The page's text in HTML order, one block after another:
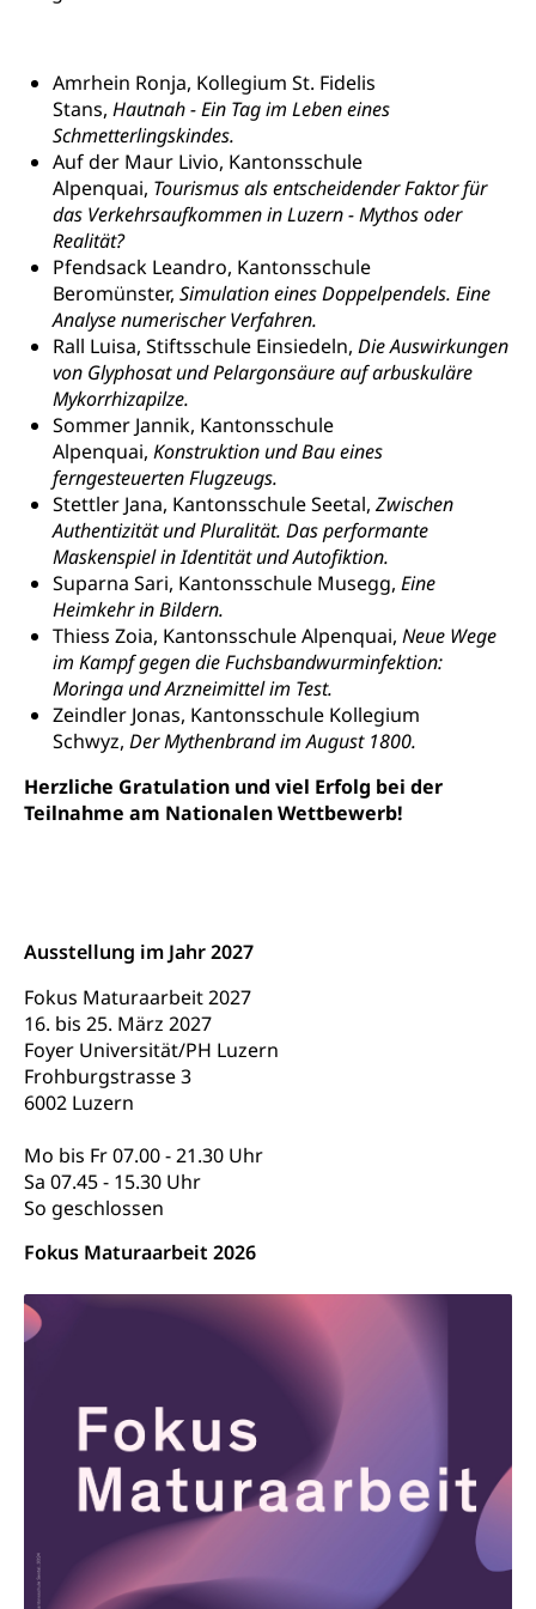
Amrhein Ronja, Kollegium St. Fidelis
Stans, Hautnah - Ein Tag im Leben eines
Schmetterlingskindes.
Auf der Maur Livio, Kantonsschule
Alpenquai, Tourismus als entscheidender Faktor für
das Verkehrsaufkommen in Luzern - Mythos oder
Realität?
Pfendsack Leandro, Kantonsschule
Beromünster, Simulation eines Doppelpendels. Eine
Analyse numerischer Verfahren.
Rall Luisa, Stiftsschule Einsiedeln, Die Auswirkungen
von Glyphosat und Pelargonsäure auf arbuskuläre
Mykorrhizapilze.
Sommer Jannik, Kantonsschule
Alpenquai, Konstruktion und Bau eines
ferngesteuerten Flugzeugs.
Stettler Jana, Kantonsschule Seetal, Zwischen
Authentizität und Pluralität. Das performante
Maskenspiel in Identität und Autofiktion.
Suparna Sari, Kantonsschule Musegg, Eine
Heimkehr in Bildern.
Thiess Zoia, Kantonsschule Alpenquai, Neue Wege
im Kampf gegen die Fuchsbandwurminfektion:
Moringa und Arzneimittel im Test.
Zeindler Jonas, Kantonsschule Kollegium
Schwyz, Der Mythenbrand im August 1800.
Herzliche Gratulation und viel Erfolg bei der
Teilnahme am Nationalen Wettbewerb!
Ausstellung im Jahr 2027
Fokus Maturaarbeit 2027
16. bis 25. März 2027
Foyer Universität/PH Luzern
Frohburgstrasse 3
6002 Luzern
Mo bis Fr 07.00 - 21.30 Uhr
Sa 07.45 - 15.30 Uhr
So geschlossen
Fokus Maturaarbeit 2026
Staat und Recht
Gleichstellung von Frau und Mann
Diskriminierung, Gleichstellungsbüro, Mobbing
Gleichstellung aller Geschlechter und
Gleichstellung Menschen mit
Behinderungen
Schlichtungsbehörde Gleichstellung
Zivilverfahren
Zivilrecht, Zivilrechtspflege, Gerichtsverfahren
Bezirksgerichte: Aufgaben und Verfahren
Kosten im Zivilprozess
Betreibung und Konkurs
Bankrott, Schulden, Zahlungsunfähigkeit, Pfändung
Schulden (gruezi.lu.ch)
Betreibungsämter
Betreibungsverfahren
Konkursämter
Demokratie
Regierungsform, Stimm- und Wahlrecht,
Stimmrecht, Abstimmungen, Wahlen, politische
Parteien, Grundfreiheiten, Pluralismus
Volksrechte
Kantonale Steuern
Finanzausgleich, Einkommenssteuer, Kopfsteuer,
Personalsteuer, Haushaltssteuer, Vermögenssteuer,
Verrechnungssteuer, Quellensteuer,
Grundstückgewinnsteuer, Liegenschaftssteuer,
Handänderungssteuer, Grundsteuer, Kirchensteuer,
Gewerbesteuer, Vergnügungssteuer,
Reklameplakatsteuer, Verkehrssteuer,
Erbschaftssteuer, Schenkungssteuer, Gewinn- und
Steuern (Dienststelle)
Ombudsstellen
Beschwerdestelle Spitäler
Schlichtungsstelle SEG
Gleichberechtigung
Anlaufstelle Schutz vor Diskriminierung
Strafregister und Strafverfahren
Strafrecht, Strafrechtspflege, Gerichtsverfahren,
Strafregistereintrag, Strafregisterauszug,
Strafverfahren Staatsanwaltschaft
Vormundschaft
Vormund, Amtsvormund, Mündel,
Vormundschaftsbehörde, Kindesschutz,
Kindes- und Erwachsenenschutz KESB
Abfall
Abfallentsorgung, Kehrichtabfuhr, Müllabfuhr
Abfall und Entsorgung
Gemeindeverbände für Abfallentsorgung
Boden, Natur und Landschaft
Bodenschutz, Landschaftsschutz, Gewässerschutz,
Naturschutz, Umweltschutz